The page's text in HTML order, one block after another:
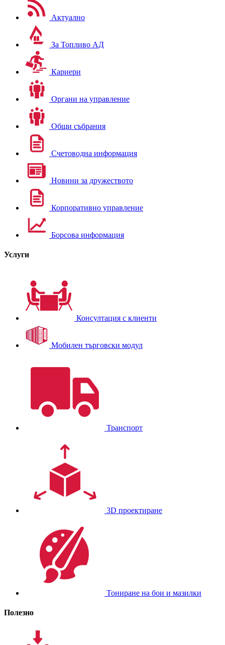
Актуално
За Топливо АД
Кариери
Органи на управление
Общи събрания
Счетоводна информация
Новини за дружеството
Корпоративно управление
Борсова информация
Услуги
Консултация с клиенти
Мобилен търговски модул
Транспорт
3D проектиране
Тониране на бои и мазилки
Полезно